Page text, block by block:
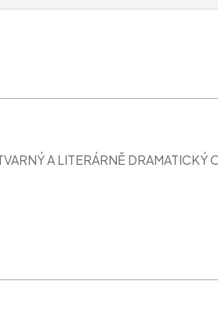
A LITERÁRNĚ